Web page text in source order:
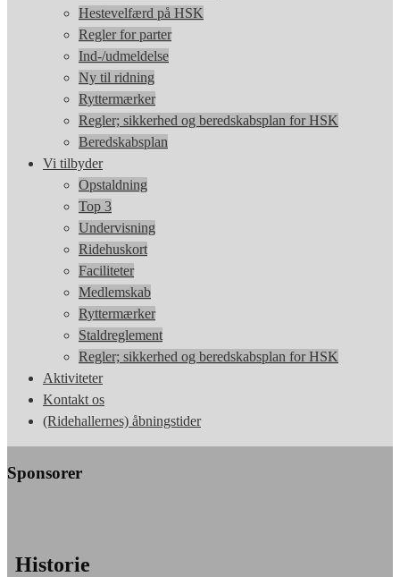
Hestevelfærd på HSK
Regler for parter
Ind-/udmeldelse
Ny til ridning
Ryttermærker
Regler; sikkerhed og beredskabsplan for HSK
Beredskabsplan
Vi tilbyder
Opstaldning
Top 3
Undervisning
Ridehuskort
Faciliteter
Medlemskab
Ryttermærker
Staldreglement
Regler; sikkerhed og beredskabsplan for HSK
Aktiviteter
Kontakt os
(Ridehallernes) åbningstider
Sponsorer
Historie